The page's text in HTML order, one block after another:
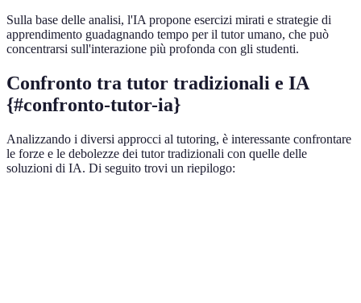
Sulla base delle analisi, l'IA propone esercizi mirati e strategie di
apprendimento guadagnando tempo per il tutor umano, che può
concentrarsi sull'interazione più profonda con gli studenti.
Confronto tra tutor tradizionali e IA
{#confronto-tutor-ia}
Analizzando i diversi approcci al tutoring, è interessante confrontare
le forze e le debolezze dei tutor tradizionali con quelle delle
soluzioni di IA. Di seguito trovi un riepilogo: